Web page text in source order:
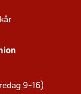
9-16)